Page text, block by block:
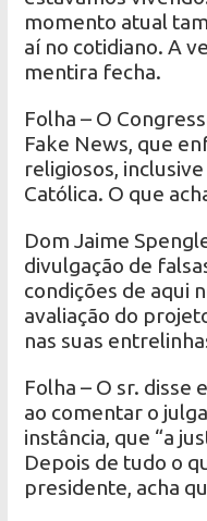
momento atual
aí no cotidiano. A
mentira fecha.
Folha – O
Fake News, que
religiosos,
Católica. O que
Dom Jaime
divulgação de
condições de aqui
avaliação do
nas suas
Folha – O sr. disse
ao comentar o
instância, que “a
Depois de tudo o
presidente, acha